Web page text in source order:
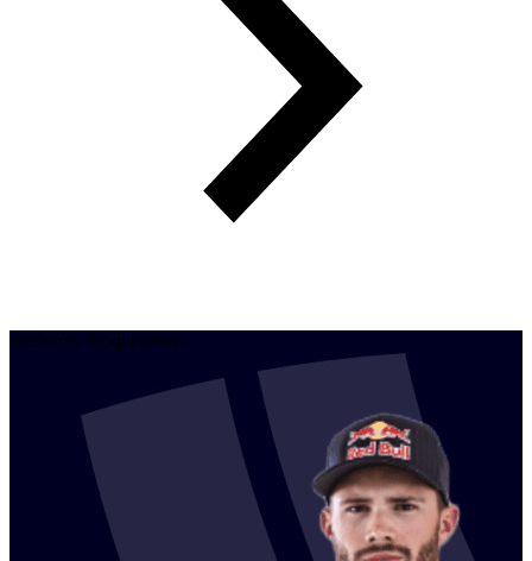
Melhores Bloqueadores